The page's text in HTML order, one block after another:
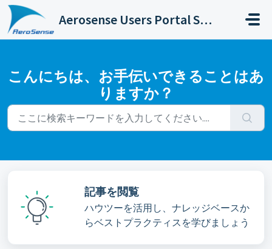
メインコンテンツに移動
Aerosense Users Portal Site
こんにちは、お手伝いできることはあ
りますか？
記事を閲覧
ハウツーを活用し、ナレッジベースか
らベストプラクティスを学びましょう